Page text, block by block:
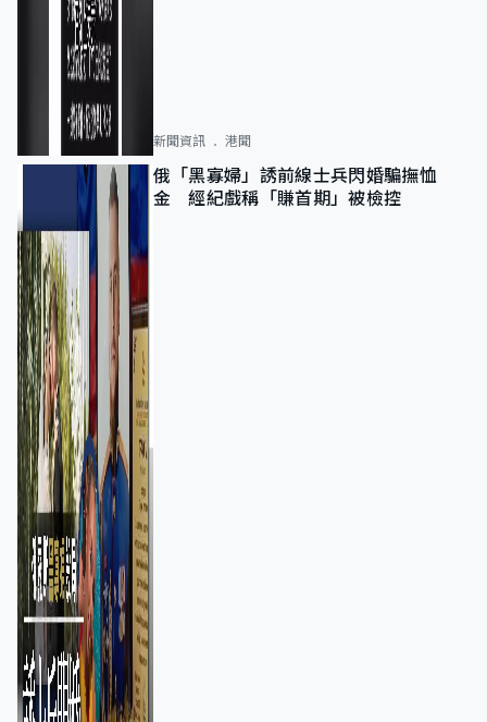
新聞資訊 港聞
俄「黑寡婦」誘前線士兵閃婚騙撫恤
金 經紀戲稱「賺首期」被檢控